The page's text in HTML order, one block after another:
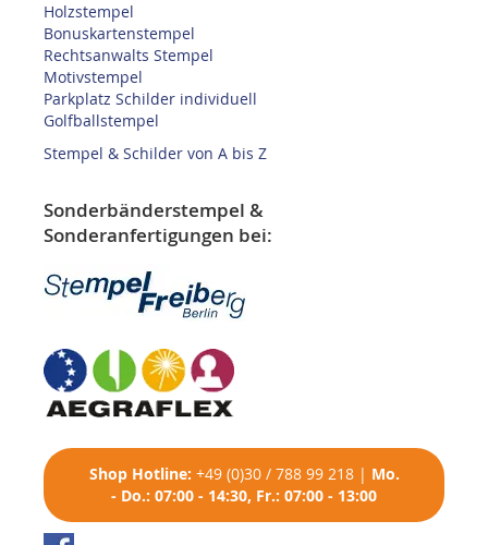
Holzstempel
Bonuskartenstempel
Rechtsanwalts Stempel
Motivstempel
Parkplatz Schilder individuell
Golfballstempel
Stempel & Schilder von A bis Z
Sonderbänderstempel &
Sonderanfertigungen bei:
Shop Hotline: +49 (0)30 / 788 99 218| Mo.
- Do.: 07:00 - 14:30, Fr.: 07:00 - 13:00